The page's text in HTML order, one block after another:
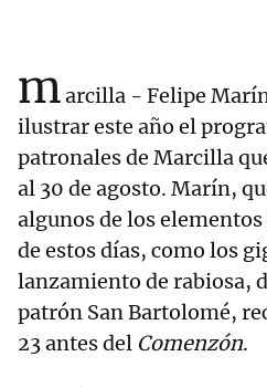
marcilla - Felipe
ilustrar este año el
patronales de Marcilla
al 30 de agosto. Marín,
algunos de los
de estos días, como los
lanzamiento de rabiosa,
patrón San Bartolomé,
23 antes del Comenzón.